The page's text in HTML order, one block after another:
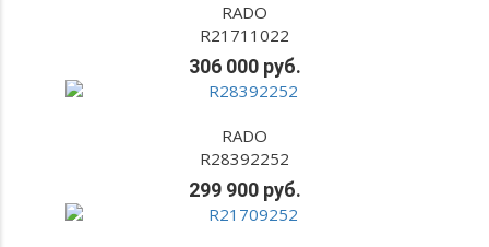
RADO
R21711022
306 000 руб.
RADO
R28392252
299 900 руб.